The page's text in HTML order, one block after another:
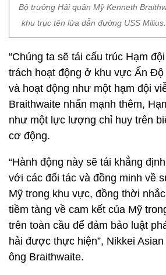
Bộ trưởng Hải quân Mỹ Kenneth
khu trục tên lửa dẫn đường USS
“Chúng ta sẽ tái cấu trúc Hạm
trách hoạt động ở khu vực Ấn
và hoạt động như một hạm đội
Braithwaite nhấn mạnh thêm,
như một lực lượng chỉ huy trên
cơ động.
“Hành động này sẽ tái khẳng
với các đối tác và đồng minh về
Mỹ trong khu vực, đồng thời
tiềm tàng về cam kết của Mỹ
trên toàn cầu để đảm bảo luật
hải được thực hiện”, Nikkei
ông Braithwaite.